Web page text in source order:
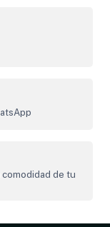
de tu